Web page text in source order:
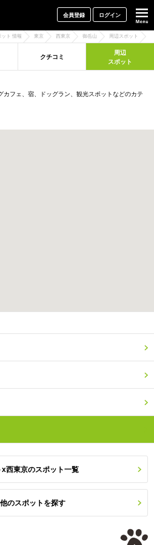
会員登録 ログイン
ト 情報 東京 西東京 御岳山 周辺スポット
クチコミ
周辺
スポット
フェ、宿、ドッグラン、観光スポットなどのカテ
西東京のスポット一覧
のスポットを探す